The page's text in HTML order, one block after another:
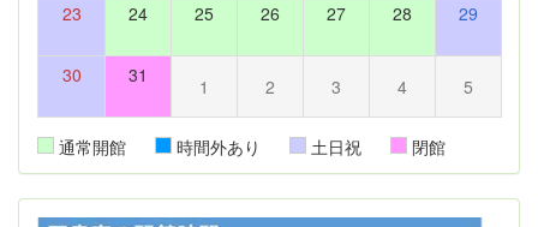
23 24 25 26 27 28 29
30 31 1 2 3 4 5
通常開館 時間外あり 土日祝 閉館